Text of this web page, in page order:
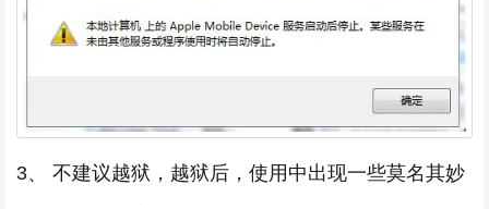
3、 不建议越狱，越狱后，使用中出现一些莫名其妙